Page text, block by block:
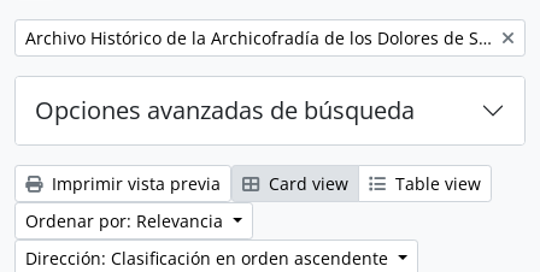
Remove filter: Archivo Histórico de la Archicofradía de los Dolores de San Juan
Opciones avanzadas de búsqueda
Imprimir vista previa Card view
Table view
Ordenar por: Relevancia
Dirección: Clasificación en orden ascendente